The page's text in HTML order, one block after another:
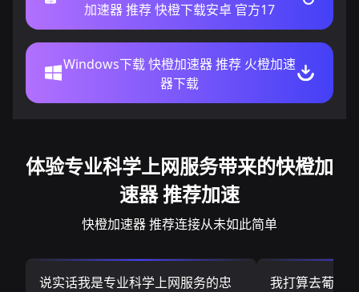
加速器 推荐 快橙下载安卓 官方17
Windows下载 快橙加速器 推荐 火橙加速
器下载
体验专业科学上网服务带来的快橙加
速器 推荐加速
快橙加速器 推荐连接从未如此简单
说实话我是专业科学上网服务的忠
我打算去葡萄